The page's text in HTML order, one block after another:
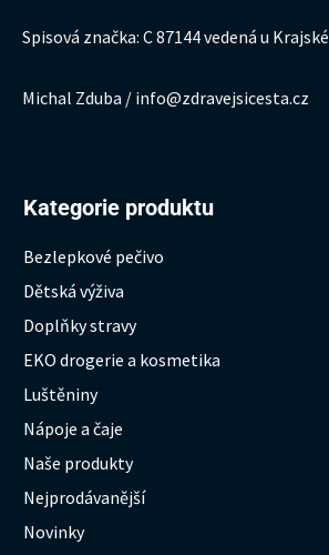
Spisová značka: C 87144 vedená u
Michal Zduba / info@zdravejsicesta.cz
Kategorie produktu
Bezlepkové pečivo
Dětská výživa
Doplňky stravy
EKO drogerie a kosmetika
Luštěniny
Nápoje a čaje
Naše produkty
Nejprodávanější
Novinky